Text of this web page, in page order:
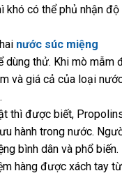
khó có thể phủ nhận độ
nước súc miệng
dùng thử. Khi mò mẫm
và giá cả của loại
thì được biết,
hành trong nước.
bình dân và phổ biến.
hàng được xách tay từ